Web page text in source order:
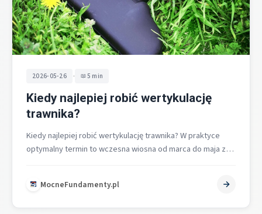
2026-05-26 • 5 min
Kiedy najlepiej robić wertykulację
trawnika?
Kiedy najlepiej robić wertykulację trawnika? W praktyce
optymalny termin to wczesna wiosna od marca do maja z
MocneFundamenty.pl